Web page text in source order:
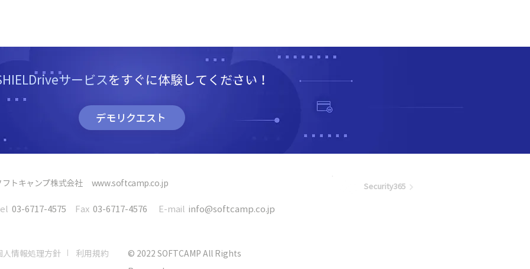
サービス をすぐに体験してください！
デモリクエスト
フトキャンプ株式会社 www.softcamp.co.jp
03-6717-4575 Fax 03-6717-4576 E-mail info@softcamp.co.jp
Security365
人情報処理方針 利用規約 © 2022 SOFTCAMP All Rights